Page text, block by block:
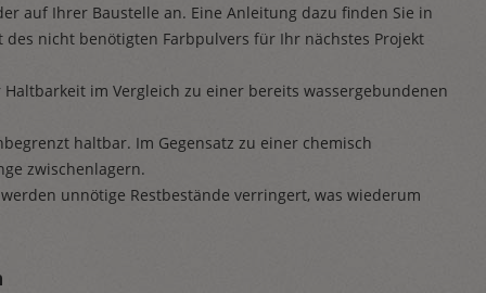
auf Ihrer Baustelle an. Eine Anleitung dazu finden Sie in
nicht benötigten Farbpulvers für Ihr nächstes Projekt
im Vergleich zu einer bereits wassergebundenen
haltbar. Im Gegensatz zu einer chemisch
zwischenlagern.
unnötige Restbestände verringert, was wiederum